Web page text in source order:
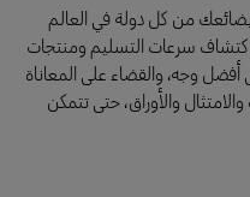
بضائعك من كل دولة في العالم
سرعات التسليم ومنتجات
وجه، والقضاء على المعاناة
والأوراق، حتى تتمكن